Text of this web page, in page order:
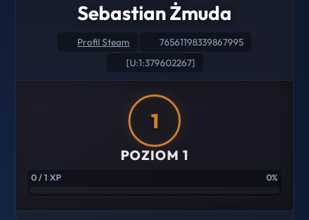
Sebastian Żmuda
Profil Steam
76561198339867995
[U:1:379602267]
1
POZIOM 1
0 / 1 XP 0%